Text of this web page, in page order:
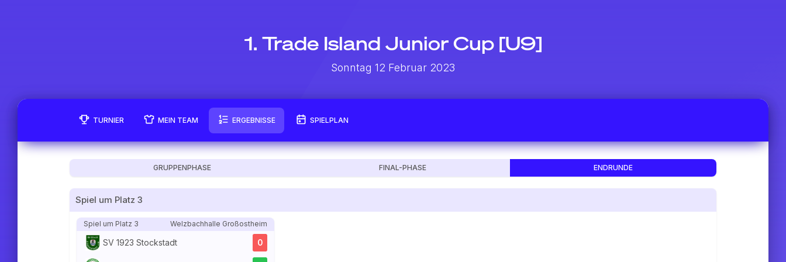
1. Trade Island Junior Cup [U9]
Sonntag 12 Februar 2023
TURNIER MEIN TEAM ERGEBNISSE SPIELPLAN
GRUPPENPHASE FINAL-PHASE ENDRUNDE
Spiel um Platz 3
Spiel um Platz 3 Welzbachhalle Großostheim
SV 1923 Stockstadt 0